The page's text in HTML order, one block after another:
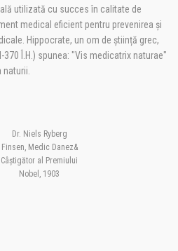
utilizată cu succes în calitate de
medical eficient pentru prevenirea și
Hippocrate, un om de știință grec,
Î.H.) spunea: "Vis medicatrix naturae"
Dr. Niels Ryberg
Finsen, Medic Danez&
Câștigător al Premiului
Nobel, 1903